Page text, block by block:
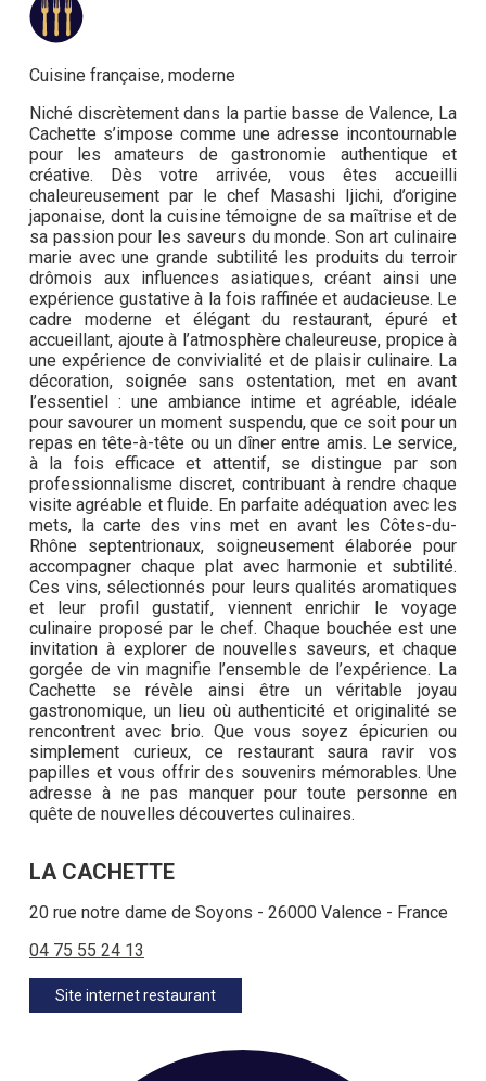
Cuisine française, moderne
Niché discrètement dans la partie basse de Valence, La
Cachette s’impose comme une adresse incontournable
pour les amateurs de gastronomie authentique et
créative. Dès votre arrivée, vous êtes accueilli
chaleureusement par le chef Masashi Ijichi, d’origine
japonaise, dont la cuisine témoigne de sa maîtrise et de
sa passion pour les saveurs du monde. Son art culinaire
marie avec une grande subtilité les produits du terroir
drômois aux influences asiatiques, créant ainsi une
expérience gustative à la fois raffinée et audacieuse. Le
cadre moderne et élégant du restaurant, épuré et
accueillant, ajoute à l’atmosphère chaleureuse, propice à
une expérience de convivialité et de plaisir culinaire. La
décoration, soignée sans ostentation, met en avant
l’essentiel : une ambiance intime et agréable, idéale
pour savourer un moment suspendu, que ce soit pour un
repas en tête-à-tête ou un dîner entre amis. Le service,
à la fois efficace et attentif, se distingue par son
professionnalisme discret, contribuant à rendre chaque
visite agréable et fluide. En parfaite adéquation avec les
mets, la carte des vins met en avant les Côtes-du-
Rhône septentrionaux, soigneusement élaborée pour
accompagner chaque plat avec harmonie et subtilité.
Ces vins, sélectionnés pour leurs qualités aromatiques
et leur profil gustatif, viennent enrichir le voyage
culinaire proposé par le chef. Chaque bouchée est une
invitation à explorer de nouvelles saveurs, et chaque
gorgée de vin magnifie l’ensemble de l’expérience. La
Cachette se révèle ainsi être un véritable joyau
gastronomique, un lieu où authenticité et originalité se
rencontrent avec brio. Que vous soyez épicurien ou
simplement curieux, ce restaurant saura ravir vos
papilles et vous offrir des souvenirs mémorables. Une
adresse à ne pas manquer pour toute personne en
quête de nouvelles découvertes culinaires.
LA CACHETTE
20 rue notre dame de Soyons - 26000 Valence - France
04 75 55 24 13
Site internet restaurant